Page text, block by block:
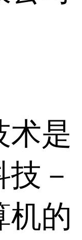
术是
－
机的